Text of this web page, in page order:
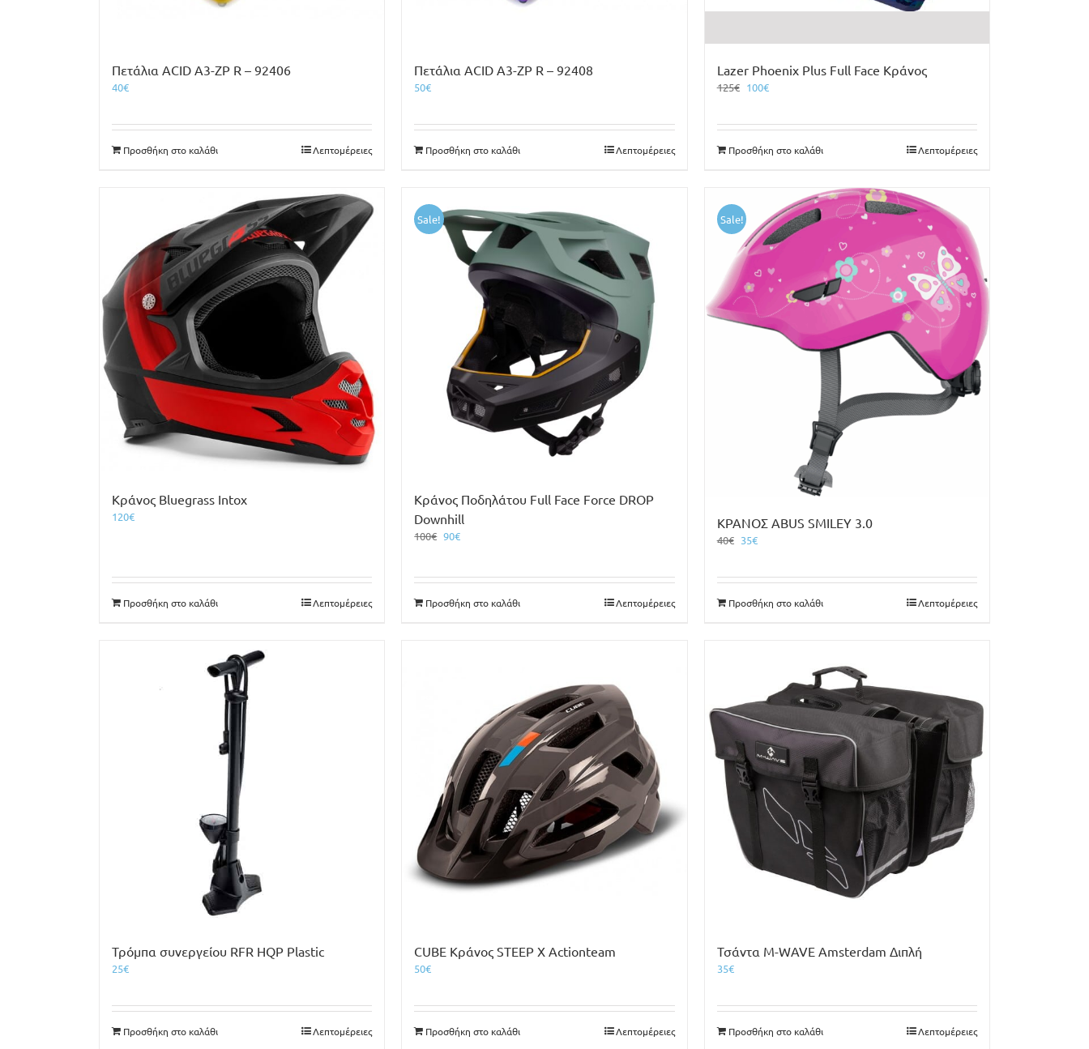
Πετάλια ACID A3-ZP R – 92406
40€
Προσθήκη στο καλάθι Λεπτομέρειες
Πετάλια ACID A3-ZP R – 92408
50€
Προσθήκη στο καλάθι Λεπτομέρειες
Lazer Phoenix Plus Full Face Κράνος
125€ Original
125€.
100€Η
είναι:
100€.
Προσθήκη στο καλάθι Λεπτομέρειες
Κράνος Bluegrass Intox
120€
Προσθήκη στο καλάθι Λεπτομέρειες
Sale!
Κράνος Ποδηλάτου Full Face Force DROP
Downhill
100€ Original
100€.
90€Η
είναι:
90€.
Προσθήκη στο καλάθι Λεπτομέρειες
Sale!
ΚΡΑΝΟΣ ABUS SMILEY 3.0
40€ Original
40€.
35€Η
είναι:
35€.
Προσθήκη στο καλάθι Λεπτομέρειες
Τρόμπα συνεργείου RFR HQP Plastic
25€
Προσθήκη στο καλάθι Λεπτομέρειες
CUBE Κράνος STEEP X Actionteam
50€
Προσθήκη στο καλάθι Λεπτομέρειες
Τσάντα M-WAVE Amsterdam Διπλή
35€
Προσθήκη στο καλάθι Λεπτομέρειες